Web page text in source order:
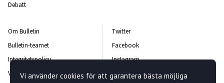
Debatt
Om Bulletin
Bulletin-teamet
Integritetspolicy
Vanliga frågor och svar
Twitter
Facebook
Instagram
Kontakta oss
Vi använder cookies för att garantera bästa möjliga